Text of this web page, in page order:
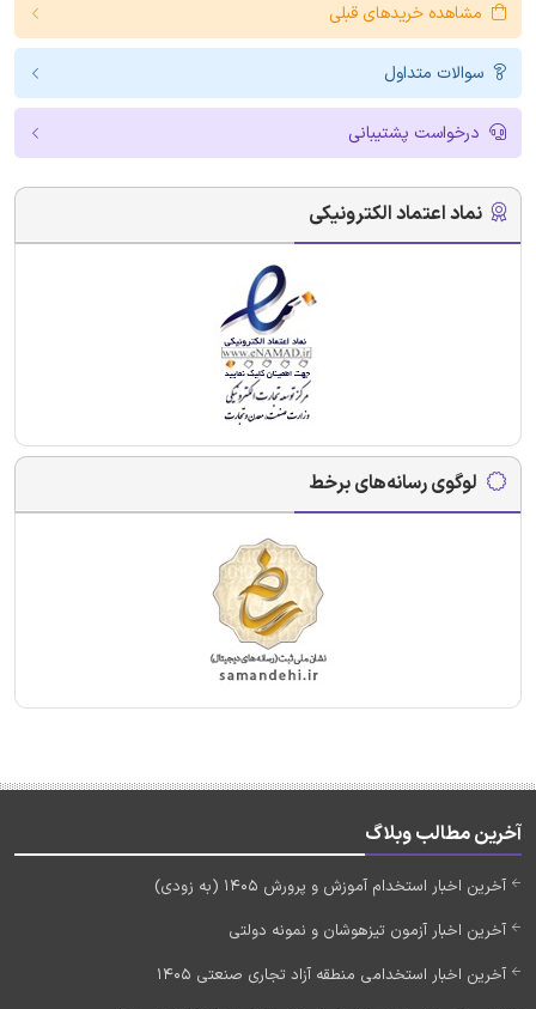
مشاهده خریدهای قبلی
سوالات متداول
درخواست پشتیبانی
نماد اعتماد الکترونیکی
لوگوی رسانه‌های برخط
آخرین مطالب وبلاگ
آخرین اخبار استخدام آموزش و پرورش 1405 (به زودی)
آخرین اخبار آزمون تیزهوشان و نمونه دولتی
آخرین اخبار استخدامی منطقه آزاد تجاری صنعتی 1405